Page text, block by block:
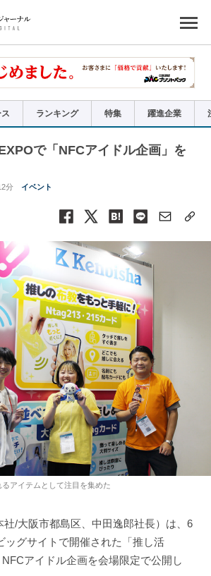
ランキング 特集 躍進企業
で「NFCアイドル企画」を
分 イベント
るアイテムとして注目を集めた
/大阪市都島区、中田逸郎社長）は、6
ッグサイトで開催された「推し活
アイドル企画を会場限定で公開し